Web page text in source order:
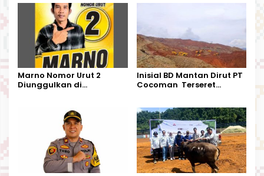
Kecamatan Petbar
Marno Nomor Urut 2
Diunggulkan di
Harapan Warga
Inisial BD Mantan Dirut PT
Cocoman Terseret
Kalimantan Barat